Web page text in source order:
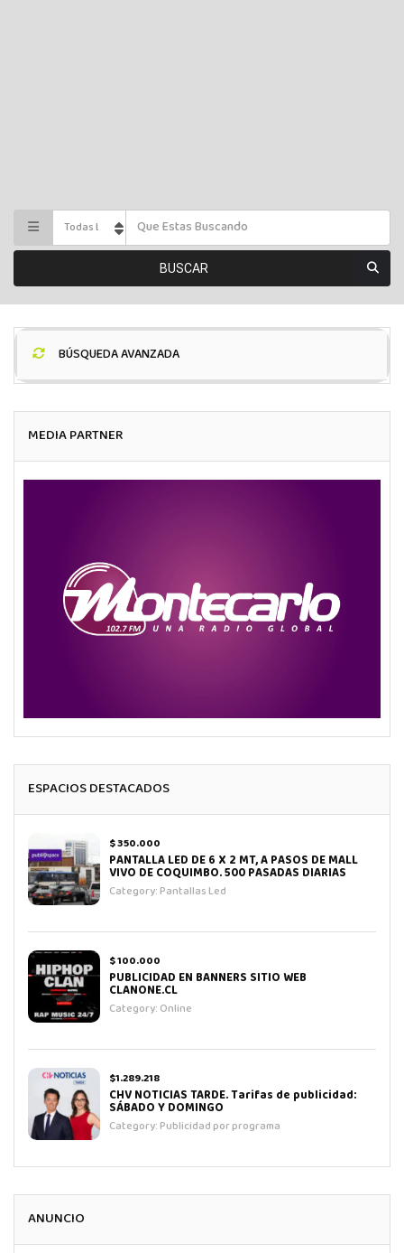
BUSCAR
BÚSQUEDA AVANZADA
MEDIA PARTNER
ESPACIOS DESTACADOS
$ 350.000
PANTALLA LED DE 6 X 2 MT, A PASOS DE MALL
VIVO DE COQUIMBO. 500 PASADAS DIARIAS
Category:Pantallas Led
$ 100.000
PUBLICIDAD EN BANNERS SITIO WEB
CLANONE.CL
Category:Online
$1.289.218
CHV NOTICIAS TARDE. Tarifas de publicidad:
SÁBADO Y DOMINGO
Category:Publicidad por programa
ANUNCIO